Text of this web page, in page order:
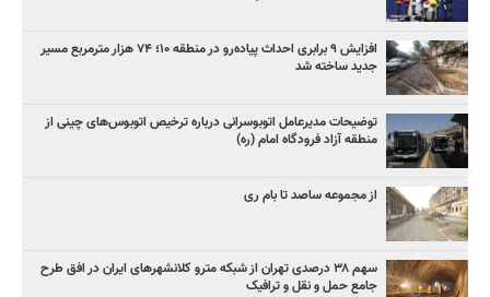
افزایش ۹ برابری احداث پیاده‌رو در منطقه ۱۰؛ ۷۴ هزار مترمربع مسیر
جدید ساخته شد
توضیحات مدیرعامل اتوبوسرانی درباره ترخیص اتوبوس‌های چینی از
منطقه آزاد فرودگاه امام (ره)
از مجموعه ساصد تا بام ری
سهم ۳۸ درصدی تهران از شبکه مترو کلانشهرهای ایران در افق طرح
جامع حمل و نقل و ترافیک